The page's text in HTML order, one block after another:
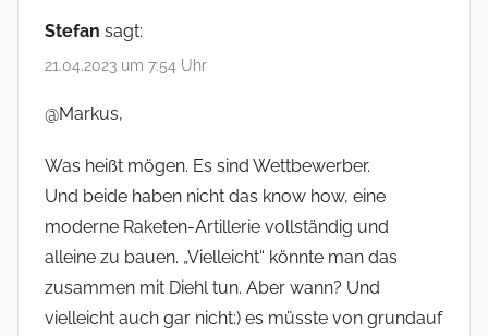
Stefan sagt:
21.04.2023 um 7:54 Uhr
@Markus,
Was heißt mögen. Es sind Wettbewerber.
Und beide haben nicht das know how, eine
moderne Raketen-Artillerie vollständig und
alleine zu bauen. „Vielleicht“ könnte man das
zusammen mit Diehl tun. Aber wann? Und
vielleicht auch gar nicht:) es müsste von grundauf